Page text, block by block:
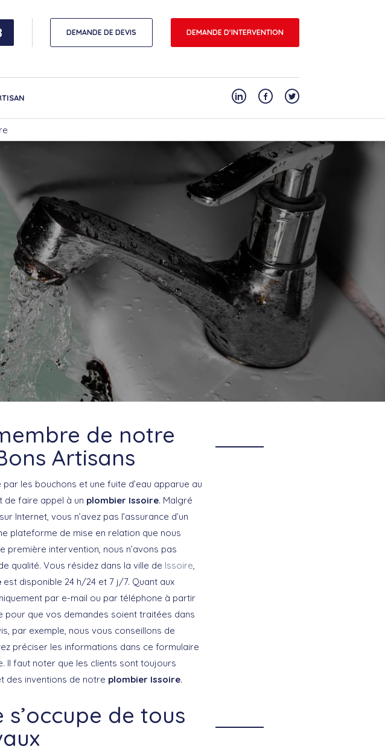
DEMANDE DE DEVIS DEMANDE D'INTERVENTION
de notre
Artisans
les bouchons et une fuite d’eau apparue au
de faire appel à un plombier Issoire. Malgré
Internet, vous n’avez pas l’assurance d’un
plateforme de mise en relation que nous
première intervention, nous n’avons pas
qualité. Vous résidez dans la ville de Issoire,
est disponible 24 h/24 et 7 j/7. Quant aux
par e-mail ou par téléphone à partir
pour que vos demandes soient traitées dans
par exemple, nous vous conseillons de
préciser les informations dans ce formulaire
Il faut noter que les clients sont toujours
des inventions de notre plombier Issoire.
de tous